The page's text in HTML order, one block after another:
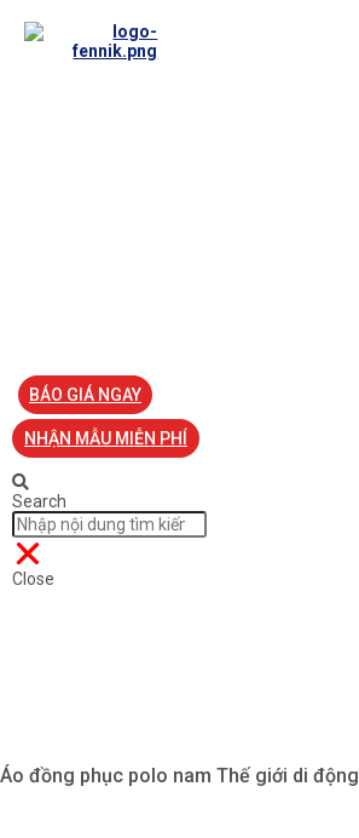
BÁO GIÁ NGAY
NHẬN MẪU MIỄN PHÍ
Search
Close
Áo đồng phục polo nam Thế giới di động